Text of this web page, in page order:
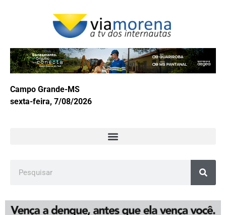
Campo Grande-MS
sexta-feira, 7/08/2026